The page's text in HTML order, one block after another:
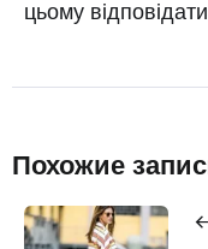
цьому
Похожие